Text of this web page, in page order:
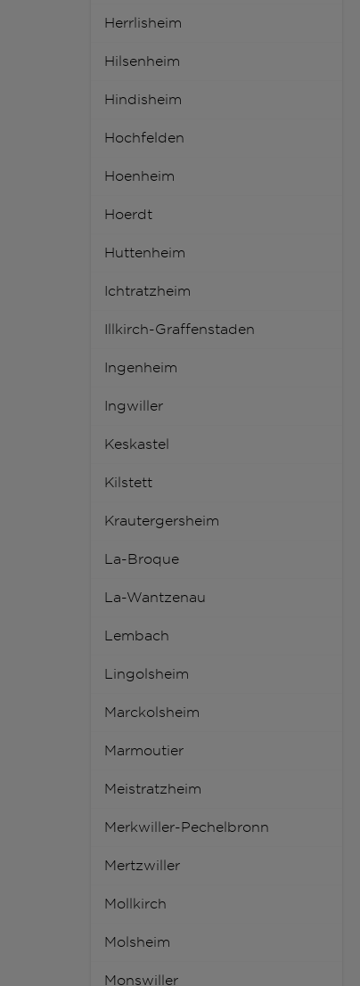
Herrlisheim
Hilsenheim
Hindisheim
Hochfelden
Hoenheim
Hoerdt
Huttenheim
Ichtratzheim
Illkirch-Graffenstaden
Ingenheim
Ingwiller
Keskastel
Kilstett
Krautergersheim
La-Broque
La-Wantzenau
Lembach
Lingolsheim
Marckolsheim
Marmoutier
Meistratzheim
Merkwiller-Pechelbronn
Mertzwiller
Mollkirch
Molsheim
Monswiller